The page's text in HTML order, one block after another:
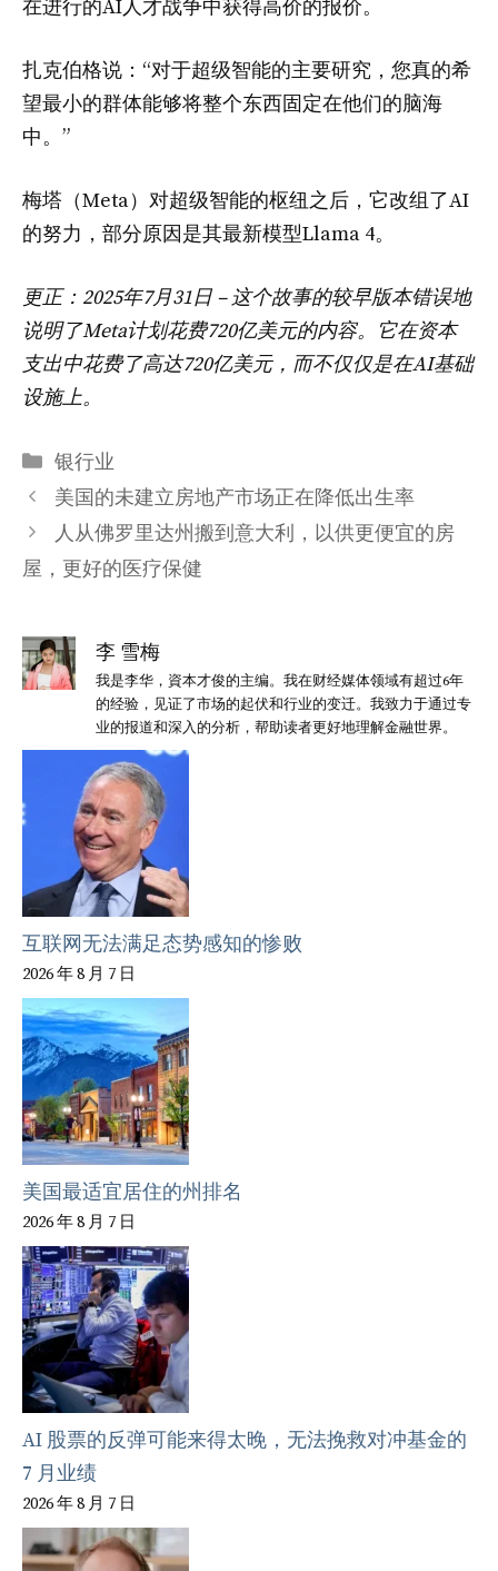
在进行的AI人才战争中获得高价的报价。
扎克伯格说：“对于超级智能的主要研究，您真的希
望最小的群体能够将整个东西固定在他们的脑海
中。”
梅塔（Meta）对超级智能的枢纽之后，它改组了AI
的努力，部分原因是其最新模型Llama 4。
更正：2025年7月31日 – 这个故事的较早版本错误地
说明了Meta计划花费720亿美元的内容。它在资本
支出中花费了高达720亿美元，而不仅仅是在AI基础
设施上。
分
类
银行业
美国的未建立房地产市场正在降低出生率
人从佛罗里达州搬到意大利，以供更便宜的房
屋，更好的医疗保健
李 雪梅
我是李华，資本才俊的主编。我在财经媒体领域有超过6年
的经验，见证了市场的起伏和行业的变迁。我致力于通过专
业的报道和深入的分析，帮助读者更好地理解金融世界。
互联网无法满足态势感知的惨败
2026 年 8 月 7 日
美国最适宜居住的州排名
2026 年 8 月 7 日
AI 股票的反弹可能来得太晚，无法挽救对冲基金的
7 月业绩
2026 年 8 月 7 日